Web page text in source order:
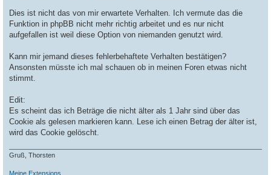
Dies ist nicht das von mir erwartete Verhalten. Ich vermute das die
Funktion in phpBB nicht mehr richtig arbeitet und es nur nicht
aufgefallen ist weil diese Option von niemanden genutzt wird.
Kann mir jemand dieses fehlerbehaftete Verhalten bestätigen?
Ansonsten müsste ich mal schauen ob in meinen Foren etwas nicht
stimmt.
Edit:
Es scheint das ich Beträge die nicht älter als 1 Jahr sind über das
Cookie als gelesen markieren kann. Lese ich einen Betrag der älter ist,
wird das Cookie gelöscht.
Gruß, Thorsten
Meine Extensions